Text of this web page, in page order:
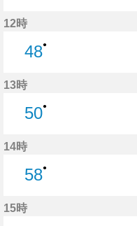
12時
48●
13時
50●
14時
58●
15時